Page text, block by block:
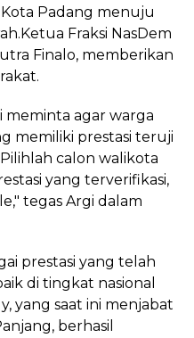
Padang menuju
Fraksi NasDem
Finalo, memberikan
meminta agar warga
memiliki prestasi teruji
calon walikota
yang terverifikasi,
tegas Argi dalam
prestasi yang telah
di tingkat nasional
yang saat ini menjabat
berhasil